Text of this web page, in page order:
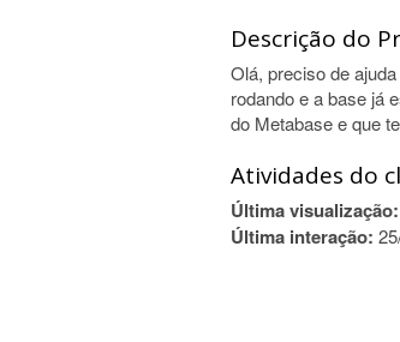
Descrição do
Olá, preciso de
rodando e a base já
do Metabase e que
Atividades do
Última visualização:
Última interação: